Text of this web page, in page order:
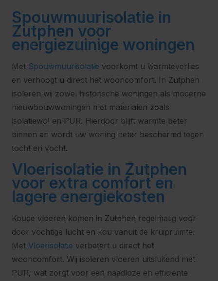
Spouwmuurisolatie in
Zutphen voor
energiezuinige woningen
Met Spouwmuurisolatie voorkomt u warmteverlies
en verhoogt u direct het wooncomfort. In Zutphen
isoleren wij zowel historische woningen als moderne
nieuwbouwwoningen met materialen zoals
isolatiewol en PUR. Hierdoor blijft warmte beter
binnen en wordt uw woning beter beschermd tegen
tocht en vocht.
Vloerisolatie in Zutphen
voor extra comfort en
lagere energiekosten
Koude vloeren komen in Zutphen regelmatig voor
door vochtige lucht en kou vanuit de kruipruimte.
Met Vloerisolatie verbetert u direct het
wooncomfort. Wij isoleren vloeren uitsluitend met
PUR, wat zorgt voor een naadloze en efficiënte